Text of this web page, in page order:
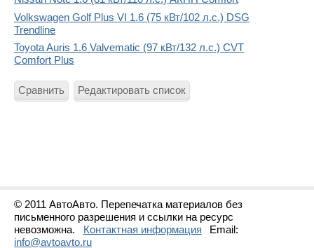
Volkswagen Golf Plus VI 1.6 (75 кВт/102 л.с.) DSG
Trendline
Toyota Auris 1.6 Valvematic (97 кВт/132 л.с.) CVT
Comfort Plus
Сравнить Редактировать список
© 2011 АвтоАвто. Перепечатка материалов без
письменного разрешения и ссылки на ресурс
невозможна.
Контактная информация
Email:
info@avtoavto.ru